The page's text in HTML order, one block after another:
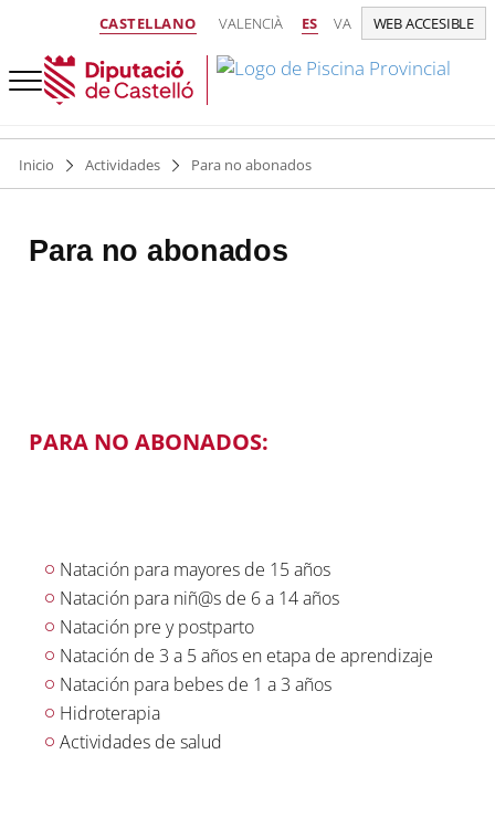
CASTELLANO VALENCIÀ ES VA WEB ACCESIBLE
Inicio Actividades Para no abonados
Para no abonados
PARA NO ABONADOS:
Natación para mayores de 15 años
Natación para niñ@s de 6 a 14 años
Natación pre y postparto
Natación de 3 a 5 años en etapa de aprendizaje
Natación para bebes de 1 a 3 años
Hidroterapia
Actividades de salud